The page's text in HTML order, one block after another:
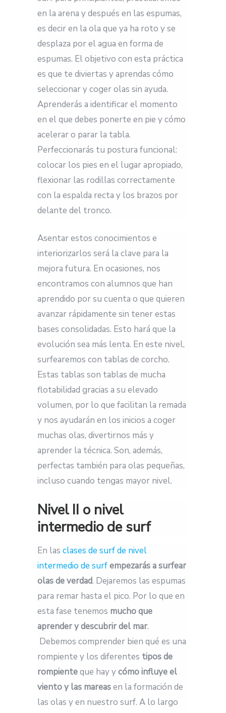
en la arena y después en las espumas,
es decir en la ola que ya ha roto y se
desplaza por el agua en forma de
espumas. El objetivo con esta práctica
es que te diviertas y aprendas cómo
seleccionar y coger olas sin ayuda.
Aprenderás a identificar el momento
en el que debes ponerte en pie y cómo
acelerar o parar la tabla.
Perfeccionarás tu postura funcional:
colocar los pies en el lugar apropiado,
flexionar las rodillas correctamente
con la espalda recta y los brazos por
delante del tronco.
Asentar estos conocimientos e
interiorizarlos será la clave para la
mejora futura. En ocasiones, nos
encontramos con alumnos que han
aprendido por su cuenta o que quieren
avanzar rápidamente sin tener estas
bases consolidadas. Esto hará que la
evolución sea más lenta. En este nivel,
surfearemos con tablas de corcho.
Estas tablas son tablas de mucha
flotabilidad gracias a su elevado
volumen, por lo que facilitan la remada
y nos ayudarán en los inicios a coger
muchas olas, divertirnos más y
aprender la técnica. Son, además,
perfectas también para olas pequeñas,
incluso cuando tengas mayor nivel.
Nivel II o nivel
intermedio de surf
En las clases de surf de nivel
intermedio de surfempezarás a surfear
olas de verdad. Dejaremos las espumas
para remar hasta el pico. Por lo que en
esta fase tenemos mucho que
aprender y descubrir del mar.
Debemos comprender bien qué es una
rompiente y los diferentes tipos de
rompienteque hay ycómo influye el
viento y las mareasen la formación de
las olas y en nuestro surf. A lo largo